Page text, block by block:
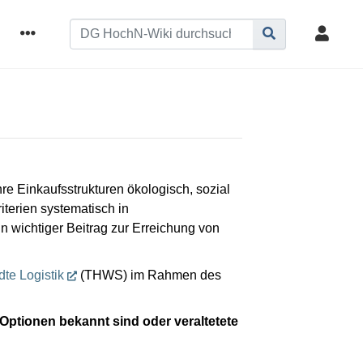
Einkaufsstrukturen ökologisch, sozial
systematisch in
wichtiger Beitrag zur Erreichung von
Logistik (THWS) im Rahmen des
bekannt sind oder veraltetete